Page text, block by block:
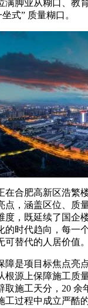
满脚业从糊口、教
式” 质量糊口。
合肥高新区浩繁
点，涵盖区位、质
度，既延续了国企
的时代趋向，每一
替代的人居价值。
是项目标焦点亮
根源上保障施工质
取施工天分，20 余
工过程中成立严酷